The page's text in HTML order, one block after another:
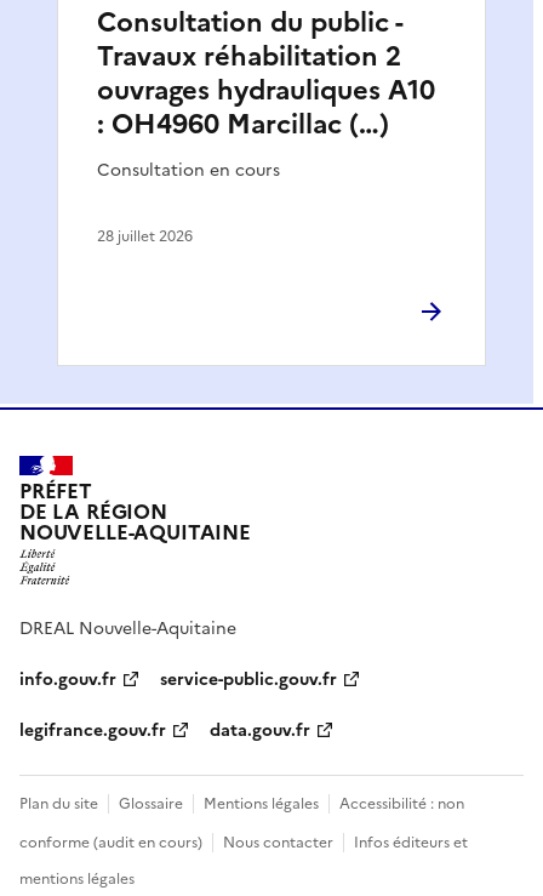
Consultation du public -
Travaux réhabilitation 2
ouvrages hydrauliques A10
: OH4960 Marcillac (…)
Consultation en cours
28 juillet 2026
PRÉFET
DE LA RÉGION
NOUVELLE-AQUITAINE
DREAL Nouvelle-Aquitaine
info.gouv.fr
service-public.gouv.fr
legifrance.gouv.fr
data.gouv.fr
Plan du site Glossaire Mentions légales
Accessibilité : non
conforme (audit en cours)
Nous contacter
Infos éditeurs et
mentions légales